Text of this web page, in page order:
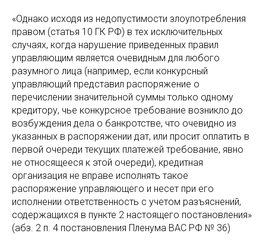
«Однако исходя из недопустимости злоупотребления
правом (статья 10 ГК РФ) в тех исключительных
случаях, когда нарушение приведенных правил
управляющим является очевидным для любого
разумного лица (например, если конкурсный
управляющий представил распоряжение о
перечислении значительной суммы только одному
кредитору, чье конкурсное требование возникло до
возбуждения дела о банкротстве, что очевидно из
указанных в распоряжении дат, или просит оплатить в
первой очереди текущих платежей требование, явно
не относящееся к этой очереди), кредитная
организация не вправе исполнять такое
распоряжение управляющего и несет при его
исполнении ответственность с учетом разъяснений,
содержащихся в пункте 2 настоящего постановления»
(абз. 2 п. 4 постановления Пленума ВАС РФ № 36)